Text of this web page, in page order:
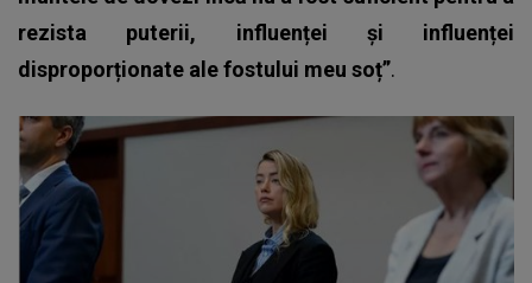
rezista puterii, influenței și influenței
disproporționate ale fostului meu soț”.